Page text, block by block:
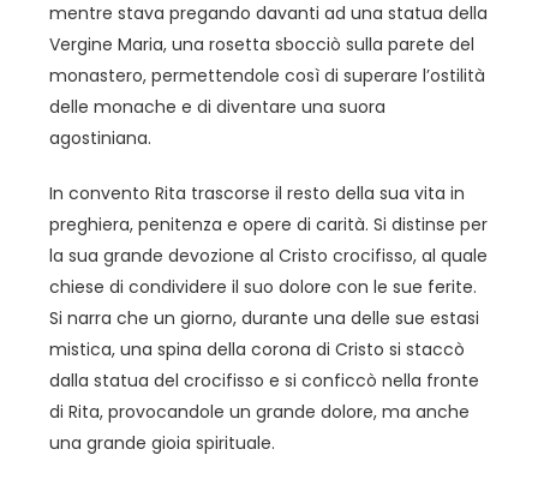
mentre stava pregando davanti ad una statua della
Vergine Maria, una rosetta sbocciò sulla parete del
monastero, permettendole così di superare l’ostilità
delle monache e di diventare una suora
agostiniana.
In convento Rita trascorse il resto della sua vita in
preghiera, penitenza e opere di carità. Si distinse per
la sua grande devozione al Cristo crocifisso, al quale
chiese di condividere il suo dolore con le sue ferite.
Si narra che un giorno, durante una delle sue estasi
mistica, una spina della corona di Cristo si staccò
dalla statua del crocifisso e si conficcò nella fronte
di Rita, provocandole un grande dolore, ma anche
una grande gioia spirituale.